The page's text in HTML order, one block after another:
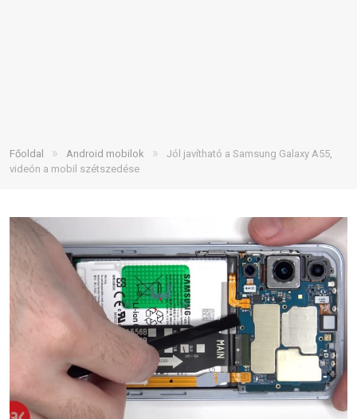
Főoldal » Android mobilok »
Jól javítható a Samsung Galaxy A55,
videón a mobil szétszedése